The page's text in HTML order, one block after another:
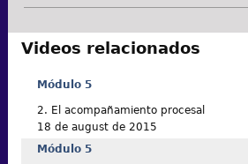
Videos relacionados
Módulo 5
2. El acompañamiento procesal
18 de august de 2015
Módulo 5